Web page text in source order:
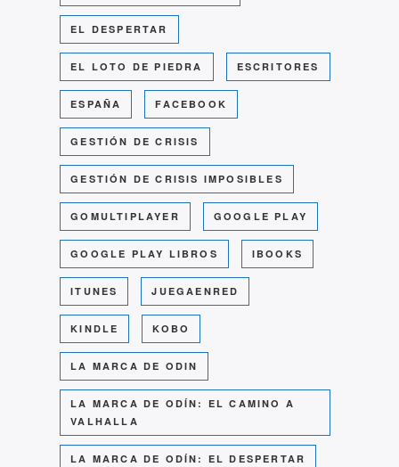
EL DESPERTAR
EL LOTO DE PIEDRA ESCRITORES
ESPAÑA FACEBOOK
GESTIÓN DE CRISIS
GESTIÓN DE CRISIS IMPOSIBLES
GOMULTIPLAYER GOOGLE PLAY
GOOGLE PLAY LIBROS IBOOKS
ITUNES JUEGAENRED
KINDLE KOBO
LA MARCA DE ODIN
LA MARCA DE ODÍN: EL CAMINO A
VALHALLA
LA MARCA DE ODÍN: EL DESPERTAR